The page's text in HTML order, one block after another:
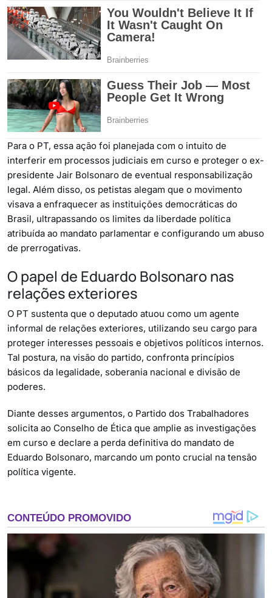
Para o PT, essa ação foi planejada com o intuito de
interferir em processos judiciais em curso e proteger o ex-
presidente Jair Bolsonaro de eventual responsabilização
legal. Além disso, os petistas alegam que o movimento
visava a enfraquecer as instituições democráticas do
Brasil, ultrapassando os limites da liberdade política
atribuída ao mandato parlamentar e configurando um abuso
de prerrogativas.
O papel de Eduardo Bolsonaro nas
relações exteriores
O PT sustenta que o deputado atuou como um agente
informal de relações exteriores, utilizando seu cargo para
proteger interesses pessoais e objetivos políticos internos.
Tal postura, na visão do partido, confronta princípios
básicos da legalidade, soberania nacional e divisão de
poderes.
Diante desses argumentos, o Partido dos Trabalhadores
solicita ao Conselho de Ética que amplie as investigações
em curso e declare a perda definitiva do mandato de
Eduardo Bolsonaro, marcando um ponto crucial na tensão
política vigente.